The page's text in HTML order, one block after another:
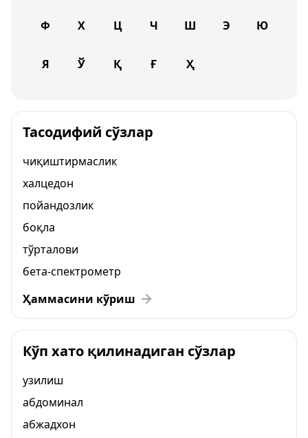
Ф Х Ц Ч Ш Э Ю
Я Ў Қ Ғ Ҳ
Тасодифий сўзлар
чиқиштирмаслик
халцедон
пойандозлик
боқла
тўрталови
бета-спектрометр
Ҳаммасини кўриш
Кўп хато қилинадиган сўзлар
узилиш
абдоминал
абжадхон